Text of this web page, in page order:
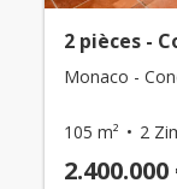
2 pièces -
Monaco -
105 m² 2
2.400.000